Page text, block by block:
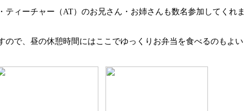
ィーチャー（AT）のお兄さん・お姉さんも数名参加してくれま
ので、昼の休憩時間にはここでゆっくりお弁当を食べるのもよい